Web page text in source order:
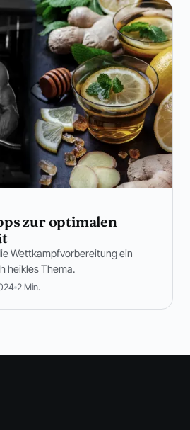
zur optimalen
Wettkampfvorbereitung ein
heikles Thema.
2 Min.